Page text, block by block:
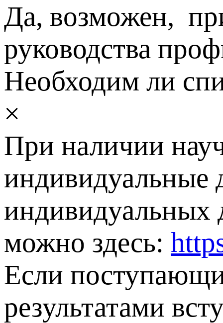
Да, возможен,
руководства
Необходим ли
×
При наличии
индивидуальные
индивидуальных
можно здесь:
Если
результатами